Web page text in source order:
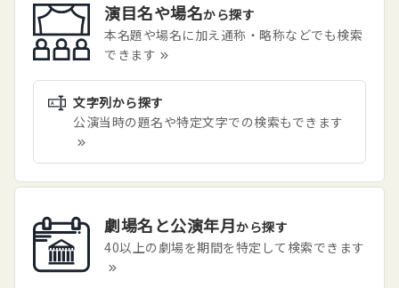
演目名や場名から探す
本名題や場名に加え通称・略称などでも検索
できます
文字列から探す
公演当時の題名や特定文字での検索もできます
劇場名と公演年月から探す
40以上の劇場を期間を特定して検索できます